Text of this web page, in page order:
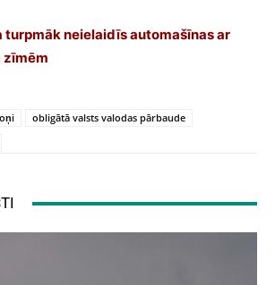
turpmāk neielaidīs automašīnas ar
zīmēm
obligātā valsts valodas pārbaude